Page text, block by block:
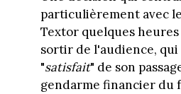
particulièrement avec
Textor quelques
sortir de l'audience,
"satisfait" de son
gendarme financier du